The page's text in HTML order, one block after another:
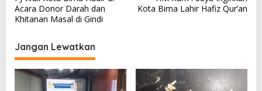
v
g
a
Acara Donor Darah dan
Khitanan Masal di Gindi
Kota Bima Lahir Hafiz Qur’an
Jangan Lewatkan